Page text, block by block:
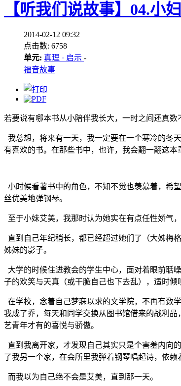
【听我们说故事】04.小
2014-02-12 09:32
点击数: 6758
单元: 真理 · 启示 -
福音故事
若要说有哪本书从小陪伴我长大，一时之间还真
我总想，将来有一天，我一定要在一个寒冷的冬
有喜欢的书。在那些书中，也许，我会翻一翻这本
小时候看著书中的角色，不知不觉也羡慕着，希
丝优美地弹钢琴。
至于小妹艾美，我那时认为她实在有点任性娇气
直到自己年纪稍长，都已经超过她们了（大姊梅
姊妹的影子。
大学的时候住进教会的学生中心，面对着眼前聒
子的欢笑与天真（或干脆自己也下去乱），适时
在学校，念着自己梦寐以求的文学院，不再有数
我成了乔，每天和同学交换从图书馆借来的战利
艺青年才有的喜悦与骄傲。
直到我离开家，才发现自己其实只是个害羞内向
了我另一个家，在会所里我弹着钢琴唱起诗，依赖
而我以为自己绝不会是艾美，直到那一天。